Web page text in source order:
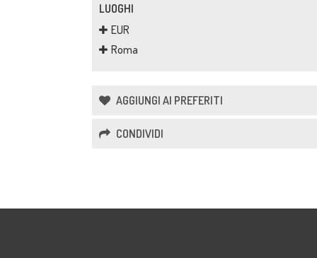
LUOGHI
EUR
Roma
AGGIUNGI AI PREFERITI
CONDIVIDI